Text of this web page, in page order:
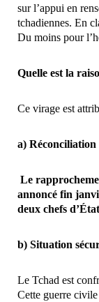
sur l’appui en
tchadiennes​. En
Du moins pour
Quelle est la
Ce virage est
a)
Le
annoncé fin
deux chefs
b) Situation
Le Tchad est
Cette guerre